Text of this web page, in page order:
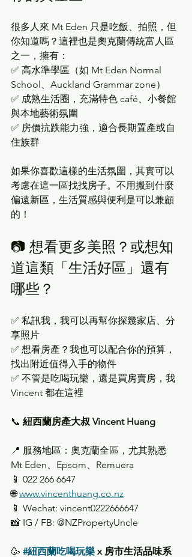
很多人來 Mt Eden 只是吃飯、拍照，但
你知道嗎？這裡也是奧克蘭傳統富人區
之一，擁有：
✅ 高水準學區（如 Mt Eden Normal
School、Auckland Grammar zone）
✅ 成熟生活圈，充滿特色 café、小餐館
與本地藝術氛圍
✅ 房價抗跌能力強，適合長期置產或自
住族群
如果你喜歡這樣的生活氛圍，其實可以
考慮在這一區找找房子。不用搬到什麼
偏遠新區，生活質感與便利是可以兼顧
的！
📷 想看更多美照？或想知
道這類「生活好區」還有
哪些？
✅ 私訊我，我可以再幫你探幾家店、分
享照片
✅ 想看房產？我也可以配合你的預算，
找出附近值得入手的物件
✅ 不管是吃喝玩樂，還是買房賣房，我
Vincent 都在這裡
📞 紐西蘭房產大叔 Vincent Huang
📍 服務地區：奧克蘭全區，尤其熟悉
Mt Eden、Epsom、Remuera
📱 022 266 6647
🌐 www.vincenthuang.co.nz
📱 Wechat: vincent0222666647
📸 IG / FB: @NZPropertyUncle
🥳 #紐西蘭吃喝玩樂 x 房市生活品味系